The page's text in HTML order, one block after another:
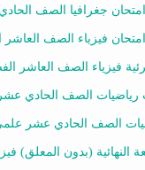
جغرافيا الصف الحادي عشر أدبي
فيزياء الصف العاشر الفصل
الصف العاشر الفصل الثاني 2026
الصف الحادي عشر علمي الفصل الثاني
الحادي عشر علمي الفصل الثاني
(بدون المعلق) فيزياء الصف العاشر